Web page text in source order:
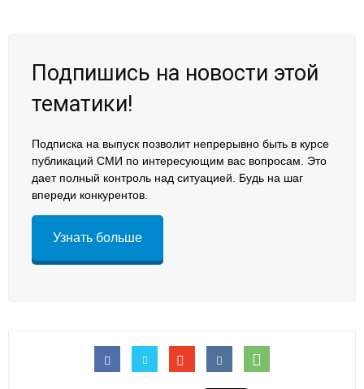
Подпишись на новости этой
тематики!
Подписка на выпуск позволит непрерывно быть в курсе
публикаций СМИ по интересующим вас вопросам. Это
дает полный контроль над ситуацией. Будь на шаг
впереди конкурентов.
Узнать больше